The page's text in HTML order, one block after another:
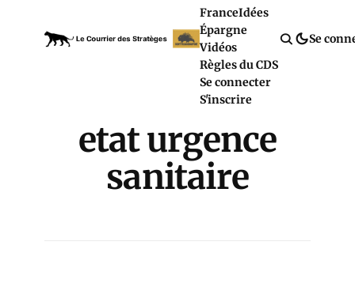
FranceIdées
Épargne
Vidéos
Règles du CDS
Se connecter
S'inscrire
Se
etat urgence
sanitaire